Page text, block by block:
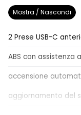
Mostra / Nascondi
2 Prese USB-C
ABS con assistenza
accensione
aggiornamento del